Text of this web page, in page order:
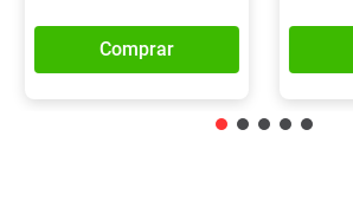
Comprar